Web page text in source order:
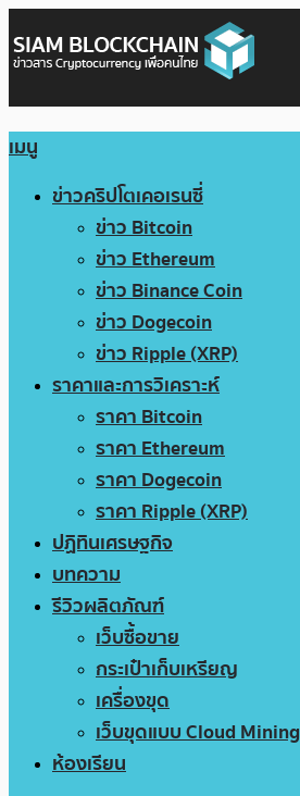
เมนู
ข่าวคริปโตเคอเรนซี่
ข่าว Bitcoin
ข่าว Ethereum
ข่าว Binance Coin
ข่าว Dogecoin
ข่าว Ripple (XRP)
ราคาและการวิเคราะห์
ราคา Bitcoin
ราคา Ethereum
ราคา Dogecoin
ราคา Ripple (XRP)
ปฏิทินเศรษฐกิจ
บทความ
รีวิวผลิตภัณฑ์
เว็บซื้อขาย
กระเป๋าเก็บเหรียญ
เครื่องขุด
เว็บขุดแบบ Cloud Mining
ห้องเรียน